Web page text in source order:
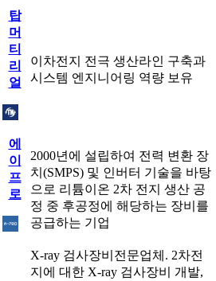
탑
머
티
리
얼
이차전지 전극 생산라인 구축과
시스템 엔지니어링 역량 보유
에
이
프
로
2000년에 설립하여 전력 변환 장
치(SMPS) 및 인버터 기술을 바탕
으로 리튬이온 2차 전지 생산 공
정 중 후공정에 해당하는 장비를
공급하는 기업
X-ray 검사장비전문업체. 2차전
지에 대한 X-ray 검사장비 개발,